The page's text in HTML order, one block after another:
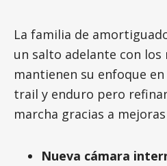
La familia de
un salto adelante con los
mantienen su enfoque
trail y enduro pero
marcha gracias a mejoras
Nueva cámara